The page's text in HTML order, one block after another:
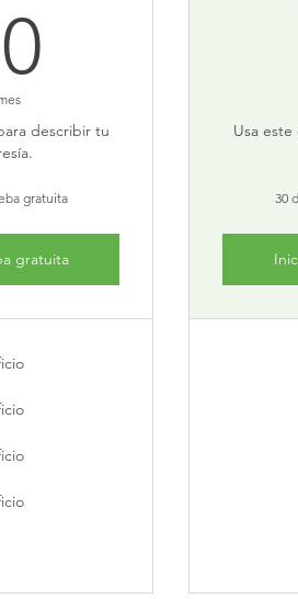
describir tu
gratuita
gratuita
Usa
30